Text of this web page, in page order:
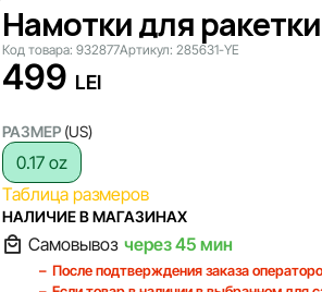
Намотки для
Код товара: 932877Артикул: 285631-YE
499 LEI
РАЗМЕР (US)
0.17 oz
Таблица размеров
НАЛИЧИЕ В МАГАЗИНАХ
Самовывоз через 45 мин
После подтверждения заказа